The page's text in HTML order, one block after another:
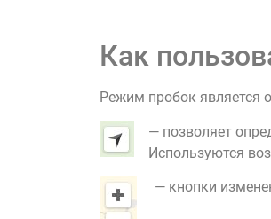
Как
Режим пробок является
— позволяет
Используются
— кнопки